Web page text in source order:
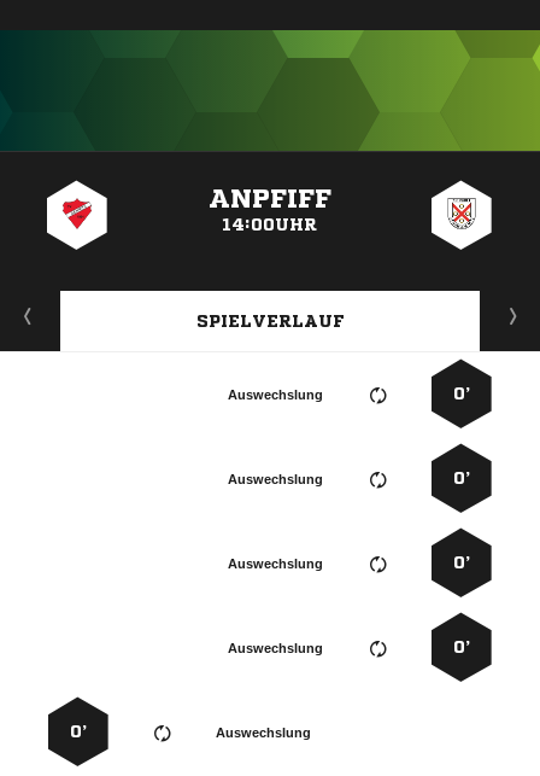
ANPFIFF
14:00UHR
SPIELVERLAUF
0’
Auswechslung
0’
Auswechslung
0’
Auswechslung
0’
Auswechslung
Auswechslung
0’